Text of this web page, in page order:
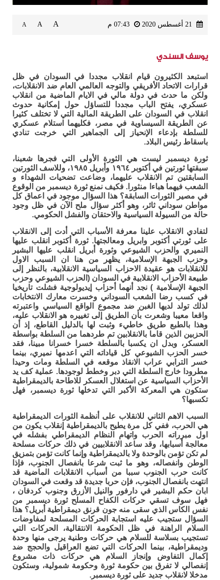
A
A
A
يوسف السندي
استبعد الكثيرون قيام انقلاب مجددا في السودان في ظل
قرارات الاتحاد الأفريقي والتوجه العالمي العام ضد الانقلابات،
ولكن ما حدث في دولة مالي في الايام الماضية من انقلاب
عسكري، يفتح الباب مجددا للتساؤل حول إمكانية حدوث
انقلاب في السودان على الطريقة المالية التي لا تختلف كثيرا
عن الطريقة السيساوية في مصر، فكليهما استلام عسكري
للسلطة بإدعاء الإنحياز إلى الجماهير التي خرجت تنادي
باسقاط رئيس البلاد.
ثورة ديسمبر ليست هي الثورة الأولى التي فجرها شعبنا،
سبقتها ثورتين في أكتوبر ١٩٦٤ وأبريل ١٩٨٥، وللاسف الثورتين
السابقتين تم الانقلاب عليهما، وضاعت تضحيات الشهداء و
الشعب فيهما هباءا منثورا. فكيف نمنع ثورة ديسمبر من الوقوع
في مصير الثورات السابقة؟ هذا السؤال موجود في اعماق كل
مواطن سوداني ثائر، وهو أكثر سؤال ملح الآن في ظل وجود
حالة من السيولة السياسية والاحتقان والفشل الحكومي.
لتفادي الانقلاب علينا معرفة الأسباب التي أدت إلى الانقلاب
على ثورتي أكتوبر وابريل ومعالجتها. ثورة أكتوبر انقلب عليها
النميري والحزب الشيوعي وثورة أبريل انقلب عليها البشير
وحزب الجبهة الإسلامية، يظهر من هنا ان السبب الاول
للانقلابات هو عقيدة الاحزاب السياسية الانقلابية، بالنظر إلى
طبيعة الأحزاب الانقلابية في السودان (الحزب الشيوعي وحزب
الجبهة الإسلامية ) نجد أنهما أحزاب إيديولوجية فشلت تاريخيا
في كسب رضا الشعب السوداني وخسرت معارك الانتخابات
لذلك تولد لديها الغبن ضد مجموع الواقع السياسي واعتبرته
واقعا معيبا وشعرت بأن الطريق إلى تغييره هو الانقلاب عليه،
وهذا بالطبع طريق خاطيء وثبت لها بالدليل القاطع، إذ أن
الحزبين الذين قاما بالانقلابين تم طردهما من السلطة بواسطة
العسكر، وبدل ان يكسبا بالسلطة خسرا خسرانا مبينا، فقد
خسر الحزب الشيوعي كل قياداته التي اعدمها نميري، بينما
خسر الترابي عراب الانقاذ موقعه في السلطة ومات وحيدا
مطرودا خارج السلطة التي دبر وخطط لوجودها. عملية كف يد
الأحزاب السياسية عن استغلال العسكر للاطاحة بالديمقراطية
ستكون هي المعركة الأكبر التي تدخلها ثورة ديسمبر، فهل
تكسبها؟
السبب الاهم الثاني للانقلاب على أنظمة الثورات الديمقراطية
هي الحرب، ففي كل مرة يطيح بالديمقراطية إنقلاب يكون من
اول مبرراته الحرب واتهام النظام الديمقراطي بفشله في
معالجة أسبابها، وقد ساعد الانقلابيين في ذلك حركات مسلحة
لم تكن تؤمن بالوحدة ولا بالديمقراطية وإنما كانت تؤمن بتمزيق
الوطن وانفصاله، وهو ما ثبت شرعا بانفصال الجنوب، فإذا
كانت حرب الجنوب سببا من أسباب الانقلابات الماضية قد
انتهت بانفصال الجنوب، فإن حربا جديدة قد وقعت في السودان
ابان حكم البشير في دارفور والنيل الأزرق وجنوب كردفان ،
فهل سوف تسقي حركات الكفاح المسلح ثورة ديسمبر من
نفس الكاس الذي سقى منه جون قرنق ديمقراطية أبريل؟ هذا
السؤال ستجيب عليه استجابة الحركات المسلحة لمفاوضات
السلام الراهنة في ظل الحكومة الانتقالية، الحركات التي
تستجيب بسلاسة للسلام هي حركات وطنية يرجى منها وحدة
وديمقراطية، بينما الحركات التي تضع العراقيل والحجج ضد
إكمال التفاوض وإنجاز السلام هي حركات ذات مشروع
إنفصالي لا تفرق بين حكومة ثورة وحكومة شمولية، وستكون
مدخلا لانقلاب جديد على ثورة ديسمبر.